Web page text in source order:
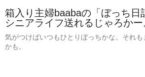
箱入り主婦baabaの「ぼっち
シニアライフ送れるじゃろかー
気がつけばいつもひとりぼっちかな。それ
かも。